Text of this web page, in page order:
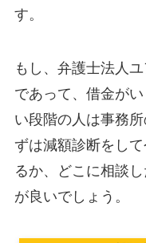
す。
もし、弁護士法人
であって、借金が
い段階の人は事務
ずは減額診断をし
るか、どこに相談
が良いでしょう。